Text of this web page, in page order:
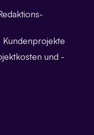
und -